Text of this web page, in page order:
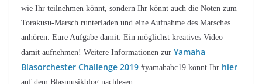
wie Ihr teilnehmen könnt, sondern Ihr könnt auch die Noten zum
Torakusu-Marsch runterladen und eine Aufnahme des Marsches
anhören. Eure Aufgabe damit: Ein möglichst kreatives Video
damit aufnehmen! Weitere Informationen zur Yamaha
Blasorchester Challenge 2019 #yamahabc19 könnt Ihr hier
auf dem Blasmusikblog nachlesen.